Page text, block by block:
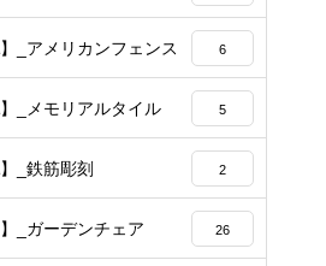
_アメリカンフェンス 6
_メモリアルタイル 5
_鉄筋彫刻 2
_ガーデンチェア 26